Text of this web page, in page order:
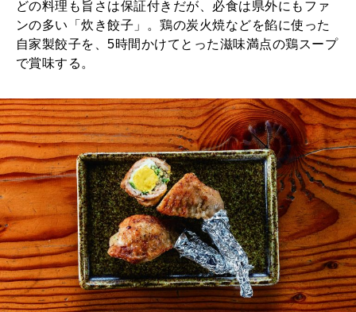
どの料理も旨さは保証付きだが、必食は県外にもファ
ンの多い「炊き餃子」。鶏の炭火焼などを餡に使った
自家製餃子を、5時間かけてとった滋味満点の鶏スープ
で賞味する。